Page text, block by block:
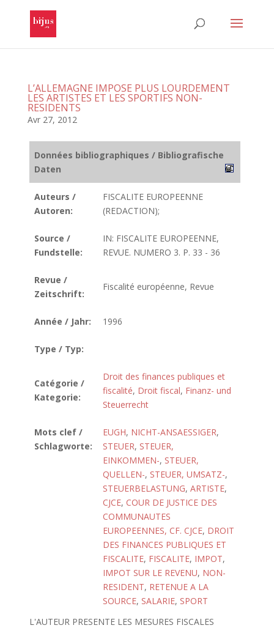
L’ALLEMAGNE IMPOSE PLUS LOURDEMENT
LES ARTISTES ET LES SPORTIFS NON-
RESIDENTS
Avr 27, 2012
Données bibliographiques / Bibliografische
Daten
Auteurs /
Autoren:
FISCALITE EUROPEENNE
(REDACTION);
Source /
Fundstelle:
IN: FISCALITE EUROPEENNE,
REVUE. NUMERO 3. P. 33 - 36
Revue /
Zeitschrift:
Fiscalité européenne, Revue
Année / Jahr: 1996
Type / Typ:
Catégorie /
Kategorie:
Droit des finances publiques et
fiscalité, Droit fiscal, Finanz- und
Steuerrecht
Mots clef /
Schlagworte:
EUGH, NICHT-ANSAESSIGER,
STEUER, STEUER,
EINKOMMEN-, STEUER,
QUELLEN-, STEUER, UMSATZ-,
STEUERBELASTUNG, ARTISTE,
CJCE, COUR DE JUSTICE DES
COMMUNAUTES
EUROPEENNES, CF. CJCE, DROIT
DES FINANCES PUBLIQUES ET
FISCALITE, FISCALITE, IMPOT,
IMPOT SUR LE REVENU, NON-
RESIDENT, RETENUE A LA
SOURCE, SALARIE, SPORT
L'AUTEUR PRESENTE LES MESURES FISCALES